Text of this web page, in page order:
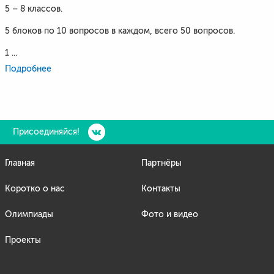
5 – 8 классов.
5 блоков по 10 вопросов в каждом, всего 50 вопросов.
1 ...
Подробнее
Присоединяйся!
Главная
Коротко о нас
Олимпиады
Проекты
Партнёры
Контакты
Фото и видео